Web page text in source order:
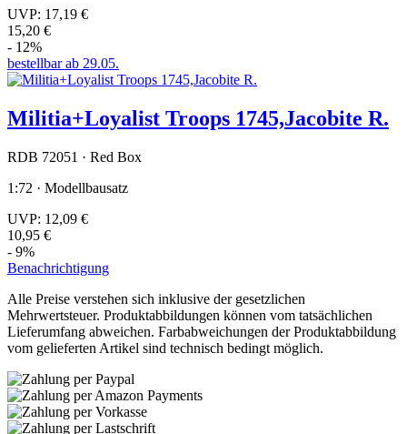
UVP: 17,19 €
15,20 €
- 12%
bestellbar ab 29.05.
Militia+Loyalist Troops 1745,Jacobite R.
RDB 72051 · Red Box
1:72 · Modellbausatz
UVP: 12,09 €
10,95 €
- 9%
Benachrichtigung
Alle Preise verstehen sich inklusive der gesetzlichen
Mehrwertsteuer. Produktabbildungen können vom tatsächlichen
Lieferumfang abweichen. Farbabweichungen der Produktabbildung
vom gelieferten Artikel sind technisch bedingt möglich.